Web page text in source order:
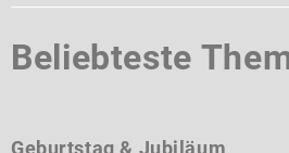
Beliebteste
Geburtstag & Jubiläum